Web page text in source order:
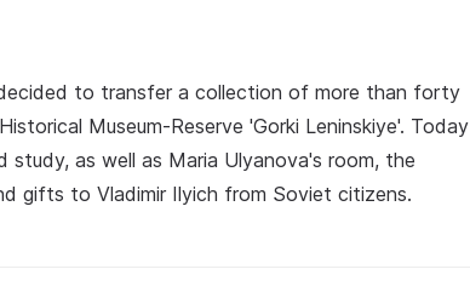
to transfer a collection of more than forty
Museum‑Reserve 'Gorki Leninskiye'. Today
as well as Maria Ulyanova's room, the
gifts to Vladimir Ilyich from Soviet citizens.